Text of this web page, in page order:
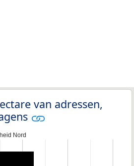
van adressen,
Nord